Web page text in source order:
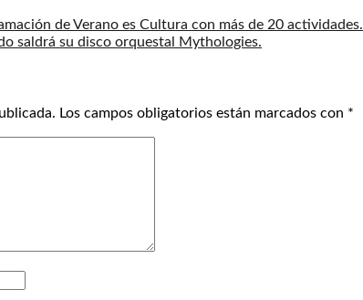
de Verano es Cultura con más de 20 actividades.
saldrá su disco orquestal Mythologies.
Los campos obligatorios están marcados con *